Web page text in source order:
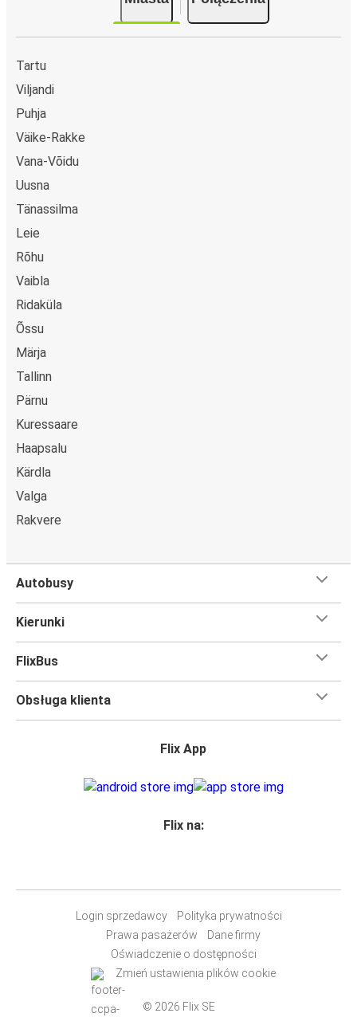
Tartu
Viljandi
Puhja
Väike-Rakke
Vana-Võidu
Uusna
Tänassilma
Leie
Rõhu
Vaibla
Ridaküla
Õssu
Märja
Tallinn
Pärnu
Kuressaare
Haapsalu
Kärdla
Valga
Rakvere
Autobusy
Kierunki
FlixBus
Obsługa klienta
Flix App
Flix na:
Login sprzedawcy
Polityka prywatności
Prawa pasażerów
Dane firmy
Oświadczenie o dostępności
Zmień ustawienia plików cookie
© 2026 Flix SE